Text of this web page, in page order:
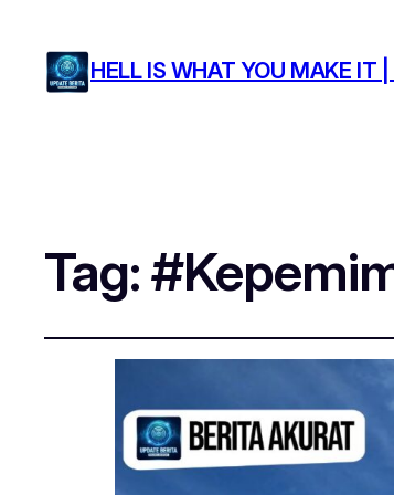
HELL IS WHAT YOU MAKE IT
Tag: